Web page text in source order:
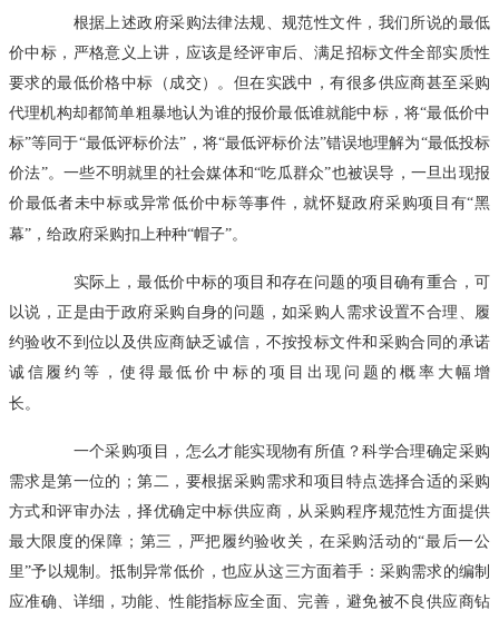
根据上述政府采购法律法规、规范性文件，我们所说的最低
价中标，严格意义上讲，应该是经评审后、满足招标文件全部实质性
要求的最低价格中标（成交）。但在实践中，有很多供应商甚至采购
代理机构却都简单粗暴地认为谁的报价最低谁就能中标，将“最低价中
标”等同于“最低评标价法”，将“最低评标价法”错误地理解为“最低投标
价法”。一些不明就里的社会媒体和“吃瓜群众”也被误导，一旦出现报
价最低者未中标或异常低价中标等事件，就怀疑政府采购项目有“黑
幕”，给政府采购扣上种种“帽子”。
实际上，最低价中标的项目和存在问题的项目确有重合，可
以说，正是由于政府采购自身的问题，如采购人需求设置不合理、履
约验收不到位以及供应商缺乏诚信，不按投标文件和采购合同的承诺
诚信履约等，使得最低价中标的项目出现问题的概率大幅增
长。
一个采购项目，怎么才能实现物有所值？科学合理确定采购
需求是第一位的；第二，要根据采购需求和项目特点选择合适的采购
方式和评审办法，择优确定中标供应商，从采购程序规范性方面提供
最大限度的保障；第三，严把履约验收关，在采购活动的“最后一公
里”予以规制。抵制异常低价，也应从这三方面着手：采购需求的编制
应准确、详细，功能、性能指标应全面、完善，避免被不良供应商钻